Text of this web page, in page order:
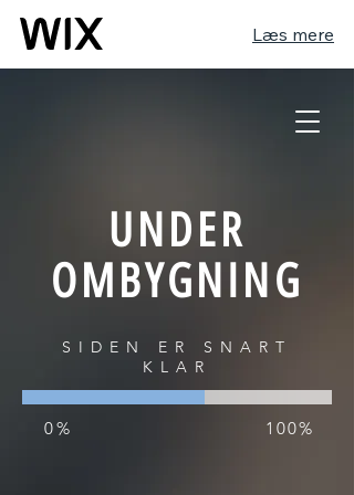
Læs mere